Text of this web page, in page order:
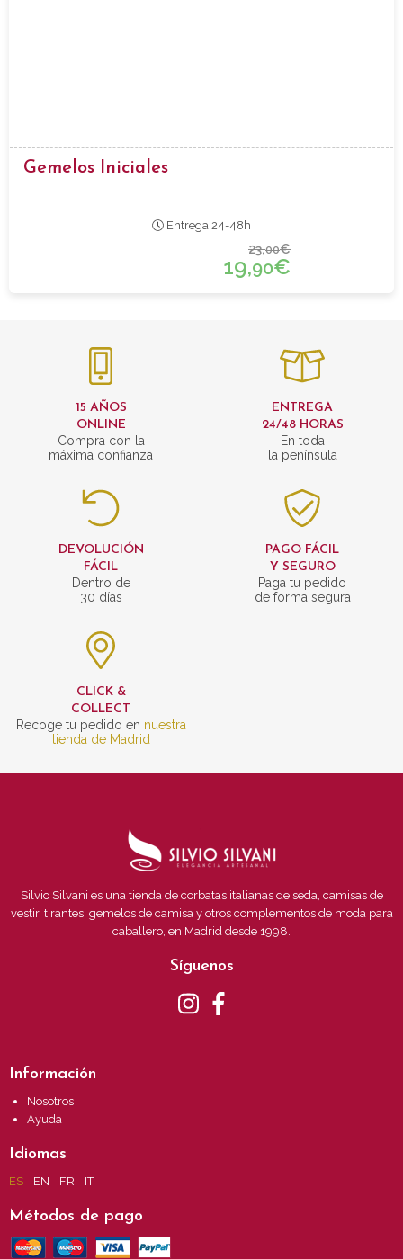
Gemelos Iniciales
Entrega 24-48h
23,00€
19,90€
15 AÑOS
ONLINE
Compra con la
máxima confianza
ENTREGA
24/48 HORAS
En toda
la península
DEVOLUCIÓN
FÁCIL
Dentro de
30 días
PAGO FÁCIL
Y SEGURO
Paga tu pedido
de forma segura
CLICK &
COLLECT
Recoge tu pedido en nuestra
tienda de Madrid
Silvio Silvani es una tienda de corbatas italianas de seda, camisas de
vestir, tirantes, gemelos de camisa y otros complementos de moda para
caballero, en Madrid desde 1998.
Síguenos
Información
Nosotros
Ayuda
Idiomas
ES EN FR IT
Métodos de pago